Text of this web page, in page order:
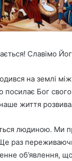
Славімо
на землі
посилає Бог
життя
людиною. Ми
раз
об’явлення, що